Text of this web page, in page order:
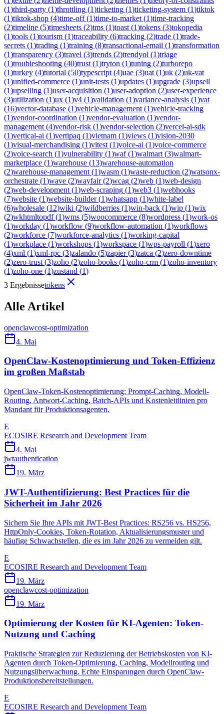
(1)third-party (1)throttling (1)ticketing (1)ticketing-system (1)tiktok
(1)tiktok-shop (4)time-off(1)time-to-market (1)time-tracking
(2)timeline (5)timesheets (2)tms (1)toast (1)tokens (3)tokopedia
(1)tools (1)tourism (1)traceability (6)tracking (2)trade (1)trade-
secrets (1)trading (1)training (8)transactional-email (1)transformation
(1)transparency (3)travel (3)trends (2)trendyol (1)triage
(1)troubleshooting (40)trust (1)tryton (1)tuning (2)turborepo
(1)turkey (4)tutorial (50)typescript (4)uae (3)uat (1)uk (2)uk-vat
(1)unified-commerce (1)unit-tests (1)updates (1)upgrade (3)upsell
(1)upselling (1)user-acquisition (1)user-adoption (2)user-experience
(3)utilization (1)ux (1)v4 (1)validation (1)variance-analysis (1)vat
(16)vector-database (1)vehicle-management (1)vehicle-tracking
(1)vendor-coordination (1)vendor-evaluation (1)vendor-
management (4)vendor-risk (1)vendor-selection (2)vercel-ai-sdk
(1)vertical-ai (1)vertipaq (1)vietnam (1)views (1)vision-2030
(1)visual-merchandising (1)vitest (1)voice-ai (1)voice-commerce
(2)voice-search (1)vulnerability (1)waf(1)walmart (3)walmart-
marketplace (1)warehouse (13)warehouse-automation
(2)warehouse-management (1)wasm (1)waste-reduction (2)watsonx-
orchestrate (1)wave (2)wayfair(2)wcag (2)web (1)web-design
(2)web-development (1)web-scraping (1)web3 (1)webhooks
(7)website (1)website-builder(1)whatsapp (1)white-label
(6)wholesale (12)wiki (2)wildberries (1)win-back (1)wip (1)wix
(2)wkhtmltopdf(1)wms (5)woocommerce (8)wordpress (1)work-os
(1)workday (1)workflow (9)workflow-automation (1)workflows
(2)workforce (7)workforce-analytics (1)working-capital
(1)workplace (1)workshops (1)workspace (1)wps-payroll (1)xero
(4)xml (1)xml-rpc (3)zalando (5)zapier(3)zatca (2)zero-downtime
(2)zero-trust (3)zoho (2)zoho-books (1)zoho-crm (1)zoho-inventory
(1)zoho-one (1)zustand (1)
3 Ergebnissetokens
Alle Artikel
openclawcost-optimization
4. Mai
OpenClaw-Kostenoptimierung und Token-Effizienz
im großen Maßstab
OpenClaw-Token-Kostenoptimierung: Prompt-Caching, Modell-
Routing, Antwort-Caching, Batch-APIs und Kostenleitlinien pro
Mandant für Produktionsagenten.
E
ECOSIRE Research and Development Team
4. Mai
jwtauthentication
19. März
JWT-Authentifizierung: Best Practices für die
Sicherheit im Jahr 2026
Sichern Sie Ihre APIs mit JWT-Best Practices: RS256 vs. HS256,
HttpOnly-Cookies, Token-Rotation, Aktualisierungsmuster und
häufige Schwachstellen, die es im Jahr 2026 zu vermeiden gilt.
E
ECOSIRE Research and Development Team
19. März
openclawcost-optimization
19. März
Optimierung der Kosten für KI-Agenten: Token-
Nutzung und Caching
Praktische Strategien zur Reduzierung der Betriebskosten von KI-
Agenten durch Token-Optimierung, Caching, Modellrouting und
Nutzungsüberwachung. Echte Einsparungen durch OpenClaw-
Produktionsbereitstellungen.
E
ECOSIRE Research and Development Team